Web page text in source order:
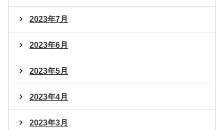
2023年7月
2023年6月
2023年5月
2023年4月
2023年3月